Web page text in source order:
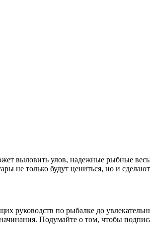
выловить улов, надежные рыбные
не только будут цениться, но и
руководств по рыбалке до
Подумайте о том, чтобы